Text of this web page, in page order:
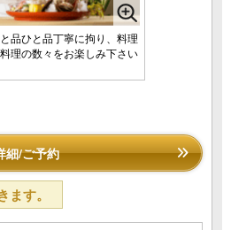
品ひと品丁寧に拘り、料理
理の数々をお楽しみ下さい
細/ご予約
ます。